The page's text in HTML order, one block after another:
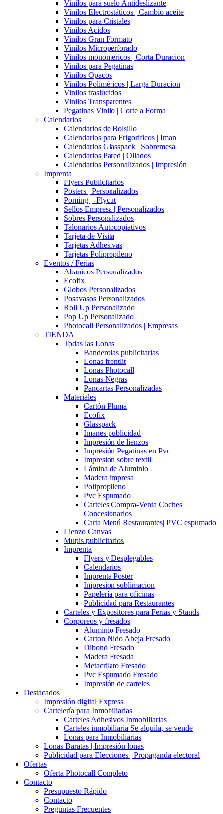
Vinilos para suelo Antideslizante
Vinilos Electrostáticos | Cambio aceite
Vinilos para Cristales
Vinilos Acidos
Vinilos Gran Formato
Vinilos Microperforado
Vinilos monomericos | Corta Duración
Vinilos para Pegatinas
Vinilos Opacos
Vinilos Poliméricos | Larga Duracion
Vinilos traslúcidos
Vinilos Transparentes
Pegatinas Vinilo | Corte a Forma
Calendarios
Calendarios de Bolsillo
Calendarios para Frigorificos | Iman
Calendarios Glasspack | Sobremesa
Calendarios Pared | Ollados
Calendarios Personalizados | Impresión
Imprenta
Flyers Publicitarios
Posters | Personalizados
Poming | -Flycut
Sellos Empresa | Personalizados
Sobres Personalizados
Talonarios Autocopiativos
Tarjeta de Visita
Tarjetas Adhesivas
Tarjetas Polipropileno
Eventos / Ferias
Abanicos Personalizados
Ecofix
Globos Personalizados
Posavasos Personalizados
Roll Up Personalizado
Pop Up Personalizado
Photocall Personalizados | Empresas
TIENDA
Todas las Lonas
Banderolas publicitarias
Lonas frontlit
Lonas Photocall
Lonas Negras
Pancartas Personalizadas
Materiales
Cartón Pluma
Ecofix
Glasspack
Imanes publicidad
Impresión de lienzos
Impresión Pegatinas en Pvc
Impresion sobre textil
Lámina de Aluminio
Madera impresa
Polipropileno
Pvc Espumado
Carteles Compra-Venta Coches |
Concesionarios
Carta Menú Restaurantes| PVC espumado
Lienzo Canvas
Mupis publicitarios
Imprenta
Flyers y Desplegables
Calendarios
Imprenta Poster
Impresion sublimacion
Papelería para oficinas
Publicidad para Restaurantes
Carteles y Expositores para Ferias y Stands
Corporeos y fresados
Aluminio Fresado
Carton Nido Abeja Fresado
Dibond Fresado
Madera Fresada
Metacrilato Fresado
Pvc Espumado Fresado
Impresión de carteles
Destacados
Impresión digital Express
Cartelería para Inmobiliarias
Carteles Adhesivos Inmobiliarias
Carteles inmobiliaria Se alquila, se vende
Lonas para Inmobiliarias
Lonas Baratas | Impresión lonas
Publicidad para Elecciones | Propaganda electoral
Ofertas
Oferta Photocall Completo
Contacto
Presupuesto Rápido
Contacto
Preguntas Frecuentes